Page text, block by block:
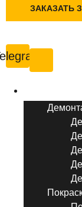
ЗАКАЗАТЬ